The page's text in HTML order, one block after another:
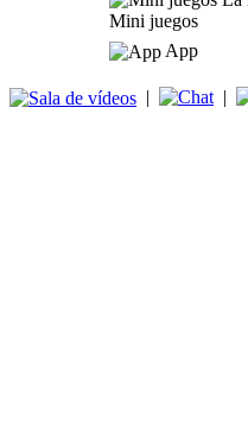
Mini juegos
App
| |